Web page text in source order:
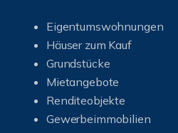
Eigentumswohnungen
Häuser zum Kauf
Grundstücke
Mietangebote
Renditeobjekte
Gewerbeimmobilien